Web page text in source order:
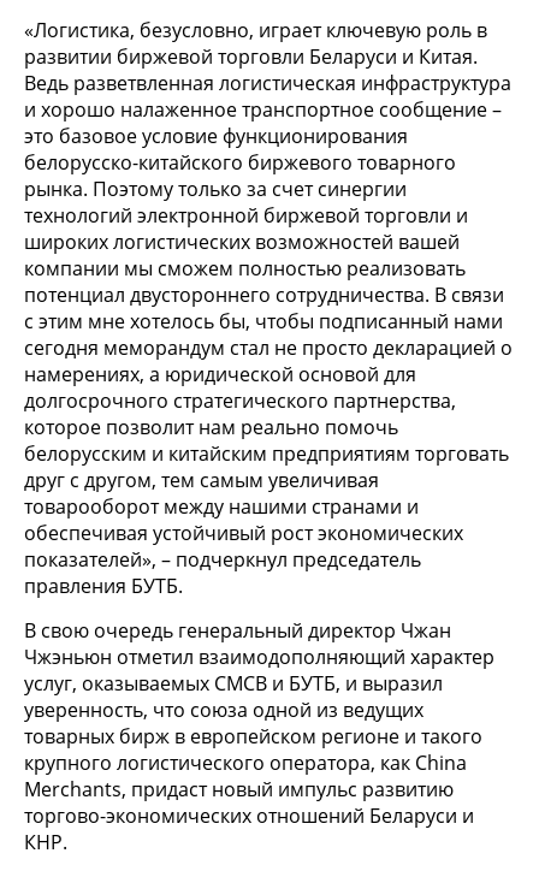
«Логистика, безусловно, играет ключевую роль в
развитии биржевой торговли Беларуси и Китая.
Ведь разветвленная логистическая инфраструктура
и хорошо налаженное транспортное сообщение –
это базовое условие функционирования
белорусско-китайского биржевого товарного
рынка. Поэтому только за счет синергии
технологий электронной биржевой торговли и
широких логистических возможностей вашей
компании мы сможем полностью реализовать
потенциал двустороннего сотрудничества. В связи
с этим мне хотелось бы, чтобы подписанный нами
сегодня меморандум стал не просто декларацией о
намерениях, а юридической основой для
долгосрочного стратегического партнерства,
которое позволит нам реально помочь
белорусским и китайским предприятиям торговать
друг с другом, тем самым увеличивая
товарооборот между нашими странами и
обеспечивая устойчивый рост экономических
показателей», – подчеркнул председатель
правления БУТБ.
В свою очередь генеральный директор Чжан
Чжэньюн отметил взаимодополняющий характер
услуг, оказываемых CMCB и БУТБ, и выразил
уверенность, что союза одной из ведущих
товарных бирж в европейском регионе и такого
крупного логистического оператора, как China
Merchants, придаст новый импульс развитию
торгово-экономических отношений Беларуси и
КНР.